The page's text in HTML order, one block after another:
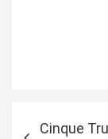
Cinque